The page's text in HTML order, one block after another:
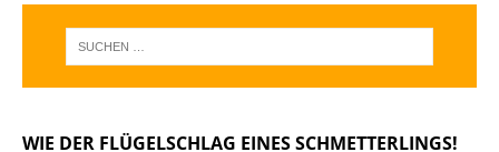
WIE DER FLÜGELSCHLAG EINES SCHMETTERLINGS!